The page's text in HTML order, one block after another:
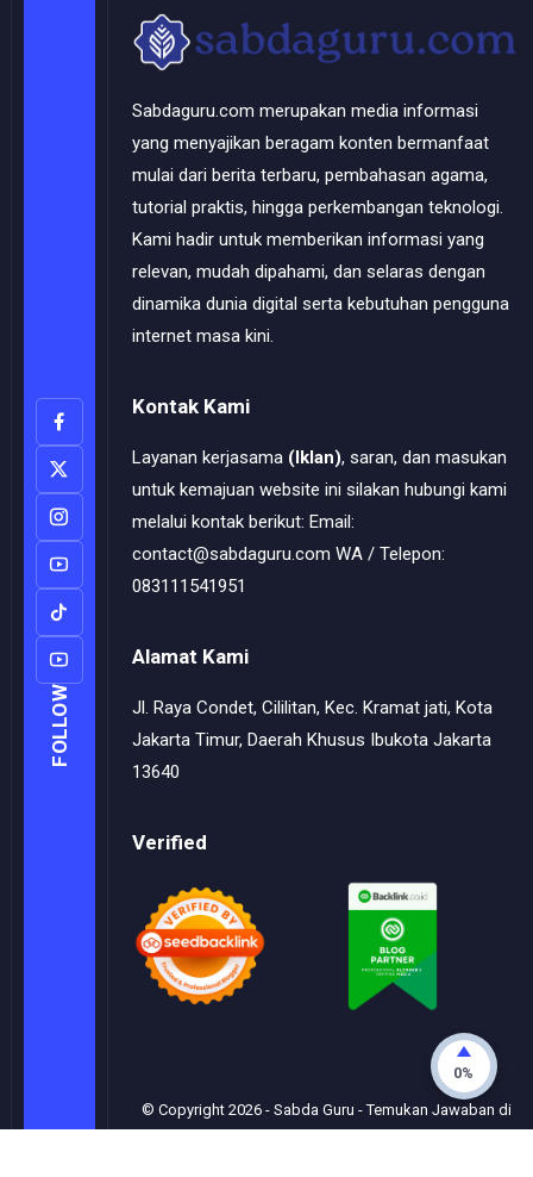
FOLLOW
Sabdaguru.com merupakan media informasi
yang menyajikan beragam konten bermanfaat
mulai dari berita terbaru, pembahasan agama,
tutorial praktis, hingga perkembangan teknologi.
Kami hadir untuk memberikan informasi yang
relevan, mudah dipahami, dan selaras dengan
dinamika dunia digital serta kebutuhan pengguna
internet masa kini.
Kontak Kami
Layanan kerjasama (Iklan), saran, dan masukan
untuk kemajuan website ini silakan hubungi kami
melalui kontak berikut: Email:
contact@sabdaguru.com WA / Telepon:
083111541951
Alamat Kami
Jl. Raya Condet, Cililitan, Kec. Kramat jati, Kota
Jakarta Timur, Daerah Khusus Ibukota Jakarta
13640
Verified
© Copyright2026 -Sabda Guru - Temukan Jawaban di
0%